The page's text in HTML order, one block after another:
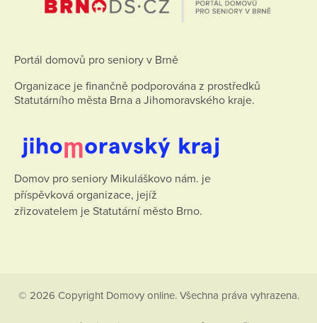
Portál domovů pro seniory v Brně
Organizace je finančně podporována z prostředků
Statutárního města Brna a Jihomoravského kraje.
Domov pro seniory Mikuláškovo nám. je
příspěvková organizace, jejíž
zřizovatelem je Statutární město Brno.
© 2026 Copyright Domovy online. Všechna práva vyhrazena.